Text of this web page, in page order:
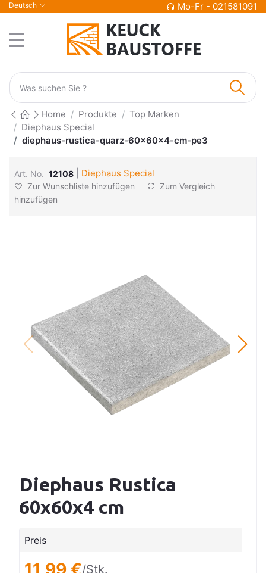
Deutsch Mo-Fr - 021581091
Home Produkte
Top Marken
Diephaus Special
diephaus-rustica-quarz-60x60x4-cm-pe3
Art. No. 12108 Diephaus Special
Zur Wunschliste hinzufügen
Zum Vergleich
hinzufügen
Diephaus Rustica
60x60x4 cm
Preis
/Stk.